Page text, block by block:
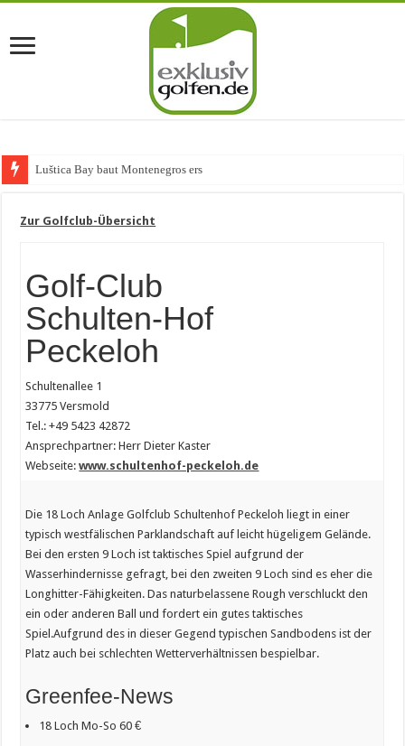
Luštica Bay baut Montenegros erste Golf-Commu
Zur Golfclub-Übersicht
Golf-Club
Schulten-Hof
Peckeloh
Schultenallee 1
33775 Versmold
Tel.: +49 5423 42872
Ansprechpartner: Herr Dieter Kaster
Webseite:www.schultenhof-peckeloh.de
Die 18 Loch Anlage Golfclub Schultenhof Peckeloh liegt in einer
typisch westfälischen Parklandschaft auf leicht hügeligem Gelände.
Bei den ersten 9 Loch ist taktisches Spiel aufgrund der
Wasserhindernisse gefragt, bei den zweiten 9 Loch sind es eher die
Longhitter-Fähigkeiten. Das naturbelassene Rough verschluckt den
ein oder anderen Ball und fordert ein gutes taktisches
Spiel.Aufgrund des in dieser Gegend typischen Sandbodens ist der
Platz auch bei schlechten Wetterverhältnissen bespielbar.
Greenfee-News
18 Loch Mo-So 60 €